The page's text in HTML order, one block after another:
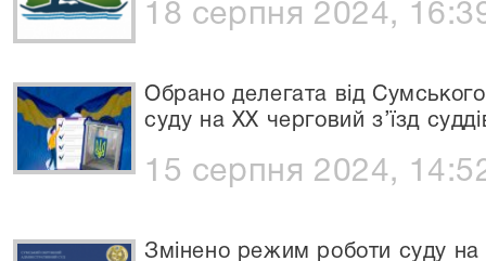
18 серпня 2024,
Обрано делегата від
суду на ХХ черговий з’їзд
15 серпня 2024,
Змінено режим роботи суду на